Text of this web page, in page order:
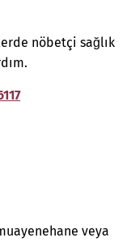
nöbetçi sağlık
veya